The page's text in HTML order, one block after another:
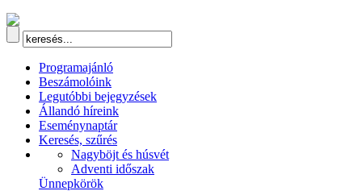
Programajánló
Beszámolóink
Legutóbbi bejegyzések
Állandó híreink
Eseménynaptár
Keresés, szűrés
Nagyböjt és húsvét
Adventi időszak
Ünnepkörök